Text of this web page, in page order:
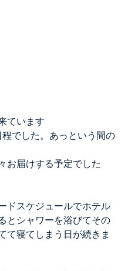
ています
程でした。あっという間の
お届けする予定でした
ドスケジュールでホテル
とシャワーを浴びてその
て寝てしまう日が続きま